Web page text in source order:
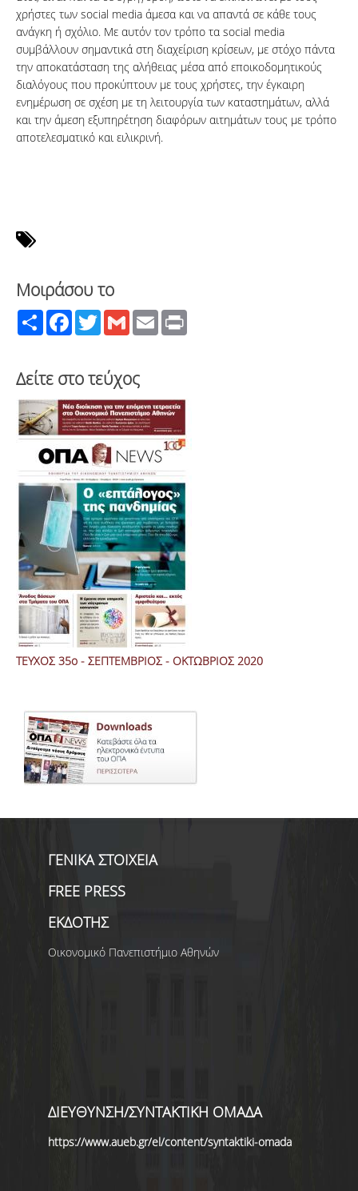
χρήστες των social media άμεσα και να απαντά σε κάθε τους
ανάγκη ή σχόλιο. Με αυτόν τον τρόπο τα social media
συμβάλλουν σημαντικά στη διαχείριση κρίσεων, με στόχο πάντα
την αποκατάσταση της αλήθειας μέσα από εποικοδομητικούς
διαλόγους που προκύπτουν με τους χρήστες, την έγκαιρη
ενημέρωση σε σχέση με τη λειτουργία των καταστημάτων, αλλά
και την άμεση εξυπηρέτηση διαφόρων αιτημάτων τους με τρόπο
αποτελεσματικό και ειλικρινή.
Μοιράσου το
Share FacebookTwitterGmail Email
Δείτε στο τεύχος
ΤΕΥΧΟΣ 35ο - ΣΕΠΤΕΜΒΡΙΟΣ - ΟΚΤΩΒΡΙΟΣ 2020
ΓΕΝΙΚΑ ΣΤΟΙΧΕΙΑ
FREE PRESS
ΕΚΔΟΤΗΣ
Οικονομικό Πανεπιστήμιο Αθηνών
ΔΙΕΥΘΥΝΣΗ/ΣΥΝΤΑΚΤΙΚΗ ΟΜΑΔΑ
https://www.aueb.gr/el/content/syntaktiki-omada